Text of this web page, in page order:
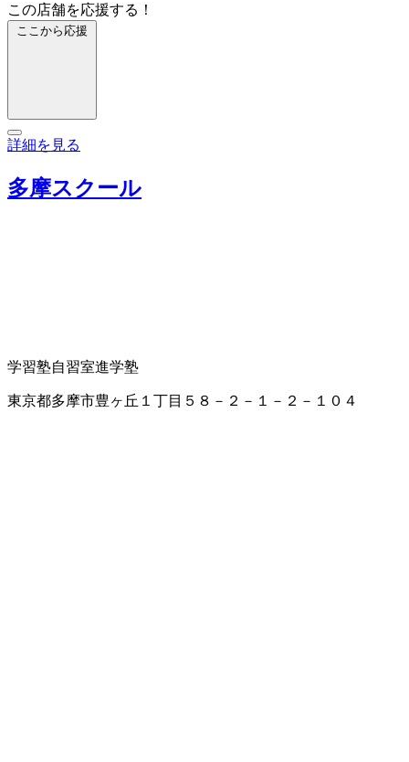
この店舗を応援する！
ここから応援
詳細を見る
多摩スクール
学習塾自習室進学塾
東京都多摩市豊ヶ丘１丁目５８－２－１－２－１０４